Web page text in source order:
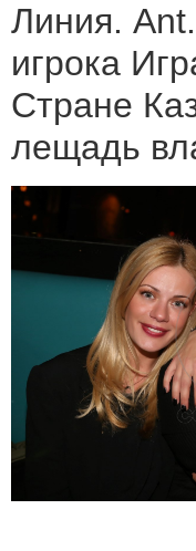
Линия.
игрока
Стране
лещадь